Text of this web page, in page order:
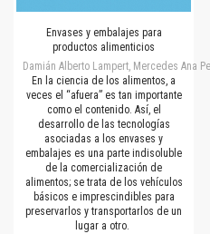
Envases y embalajes para
productos alimenticios
Damián Alberto Lampert, Mercedes Ana
En la ciencia de los alimentos, a
veces el “afuera” es tan importante
como el contenido. Así, el
desarrollo de las tecnologías
asociadas a los envases y
embalajes es una parte indisoluble
de la comercialización de
alimentos; se trata de los vehículos
básicos e imprescindibles para
preservarlos y transportarlos de un
lugar a otro.